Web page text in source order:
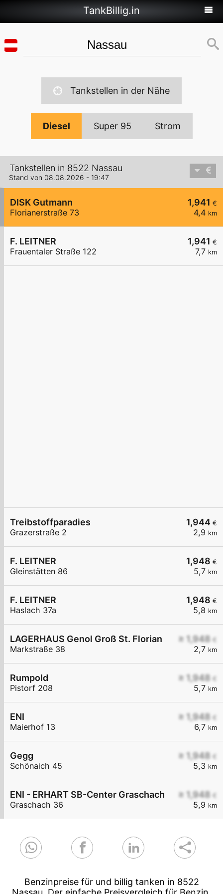
TankBillig.in
Tankstellen in der Nähe
Diesel Super 95 Strom
Tankstellen in 8522 Nassau
Stand von 08.08.2026 - 19:47
1,941 €
4,4 km
DISK Gutmann
Florianerstraße 73
1,941 €
7,7 km
F. LEITNER
Frauentaler Straße 122
1,944 €
2,9 km
Treibstoffparadies
Grazerstraße 2
1,948 €
5,7 km
F. LEITNER
Gleinstätten 86
1,948 €
5,8 km
F. LEITNER
Haslach 37a
≥ 1,948 €
2,7 km
LAGERHAUS Genol Groß St. Florian
Markstraße 38
≥ 1,948 €
5,7 km
Rumpold
Pistorf 208
≥ 1,948 €
6,7 km
ENI
Maierhof 13
≥ 1,948 €
5,3 km
Gegg
Schönaich 45
≥ 1,948 €
5,9 km
ENI - ERHART SB-Center Graschach
Graschach 36
Benzinpreise für und billig tanken in 8522